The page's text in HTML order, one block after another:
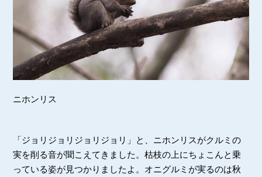
ニホンリス
「ジョリジョリジョリジョリ」と、ニホンリスがクルミの
実を削る音が聞こえてきました。枯枝の上にちょこんと乗
っている姿が見つかりましたよ。オニグルミが実るのは秋